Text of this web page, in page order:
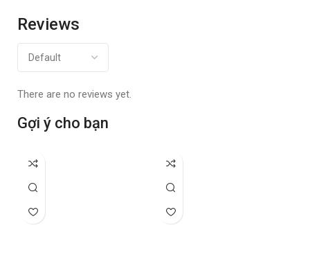
Reviews
There are no reviews yet.
Gợi ý cho bạn